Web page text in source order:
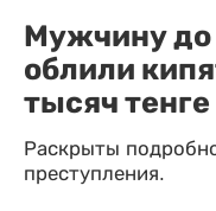
Мужчину до
облили
тысяч тенге
Раскрыты
преступления.